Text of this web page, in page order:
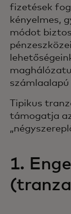
fizetések
kényelmes,
módot
Tipikus
támogatja
1.